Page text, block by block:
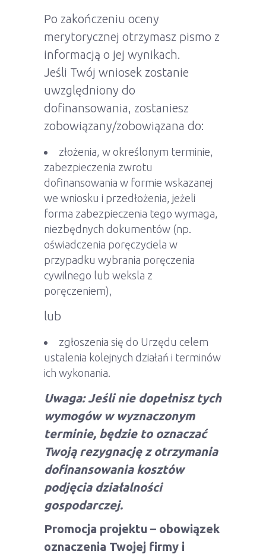
Po zakończeniu oceny
merytorycznej otrzymasz pismo z
informacją o jej wynikach.
Jeśli Twój wniosek zostanie
uwzględniony do
dofinansowania, zostaniesz
zobowiązany/zobowiązana do:
złożenia, w określonym terminie,
zabezpieczenia zwrotu
dofinansowania w formie wskazanej
we wniosku i przedłożenia, jeżeli
forma zabezpieczenia tego wymaga,
niezbędnych dokumentów (np.
oświadczenia poręczyciela w
przypadku wybrania poręczenia
cywilnego lub weksla z
poręczeniem),
lub
zgłoszenia się do Urzędu celem
ustalenia kolejnych działań i terminów
ich wykonania.
Uwaga: Jeśli nie dopełnisz tych
wymogów w wyznaczonym
terminie, będzie to oznaczać
Twoją rezygnację z otrzymania
dofinansowania kosztów
podjęcia działalności
gospodarczej.
Promocja projektu – obowiązek
oznaczenia Twojej firmy i